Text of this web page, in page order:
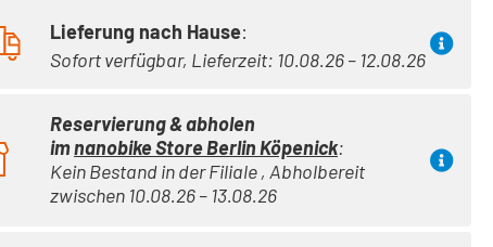
Lieferung nach Hause:
Sofort verfügbar, Lieferzeit: 10.08.26 – 12.08.26
Reservierung & abholen
imnanobike Store Berlin Köpenick:
Kein Bestand in der Filiale , Abholbereit
zwischen 10.08.26 – 13.08.26